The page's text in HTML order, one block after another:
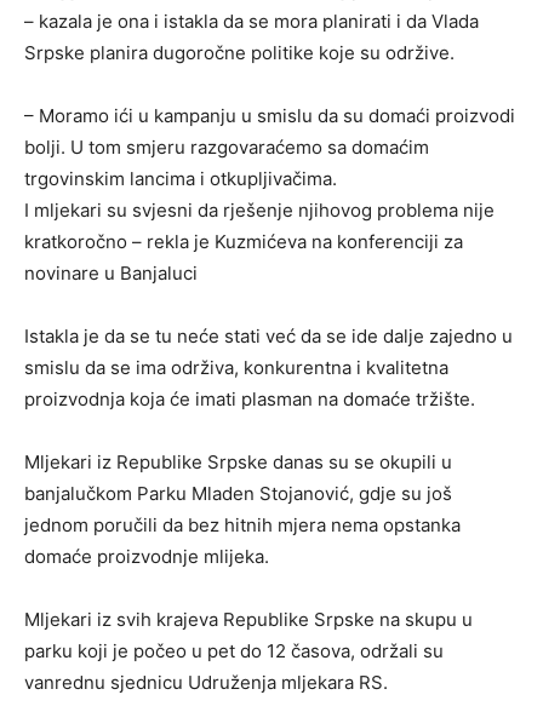
– kazala je ona i istakla da se mora planirati i da Vlada
Srpske planira dugoročne politike koje su održive.
– Moramo ići u kampanju u smislu da su domaći proizvodi
bolji. U tom smjeru razgovaraćemo sa domaćim
trgovinskim lancima i otkupljivačima.
I mljekari su svjesni da rješenje njihovog problema nije
kratkoročno – rekla je Kuzmićeva na konferenciji za
novinare u Banjaluci
Istakla je da se tu neće stati već da se ide dalje zajedno u
smislu da se ima održiva, konkurentna i kvalitetna
proizvodnja koja će imati plasman na domaće tržište.
Mljekari iz Republike Srpske danas su se okupili u
banjalučkom Parku Mladen Stojanović, gdje su još
jednom poručili da bez hitnih mjera nema opstanka
domaće proizvodnje mlijeka.
Mljekari iz svih krajeva Republike Srpske na skupu u
parku koji je počeo u pet do 12 časova, održali su
vanrednu sjednicu Udruženja mljekara RS.